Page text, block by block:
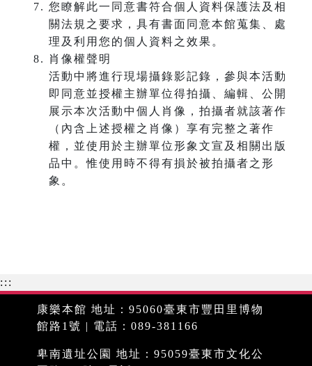
您瞭解此一同意書符合個人資料保護法及相
關法規之要求，具有書面同意本館蒐集、處
理及利用您的個人資料之效果。
肖像權聲明
活動中將進行現場攝錄影記錄，參與本活動
即同意並授權主辦單位得拍攝、編輯、公開
展示本次活動中個人肖像，拍攝者就該著作
（內含上述授權之肖像）享有完整之著作
權，並使用於主辦單位形象文宣及相關出版
品中。惟使用時不得有損於被拍攝者之形
象。
:::
康樂本館 地址：95060臺東市豐田里博物
館路1號 | 電話：089-381166
卑南遺址公園 地址：95059臺東市文化公